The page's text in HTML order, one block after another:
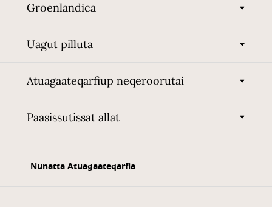
Groenlandica
Uagut pilluta
Atuagaateqarfiup neqeroorutai
Paasissutissat allat
Nunatta Atuagaateqarfia